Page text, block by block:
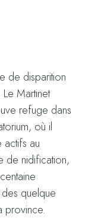
de disparition
Martinet
refuge dans
où il
au
de nidification,
des quelque
province.